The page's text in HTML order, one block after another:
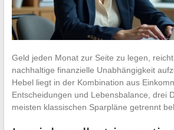
Geld jeden Monat zur Seite zu legen,
nachhaltige finanzielle Unabhängigkeit
Hebel liegt in der Kombination aus
Entscheidungen und Lebensbalance, drei
meisten klassischen Sparpläne getrennt